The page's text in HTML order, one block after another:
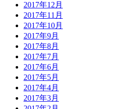
2017年12月
2017年11月
2017年10月
2017年9月
2017年8月
2017年7月
2017年6月
2017年5月
2017年4月
2017年3月